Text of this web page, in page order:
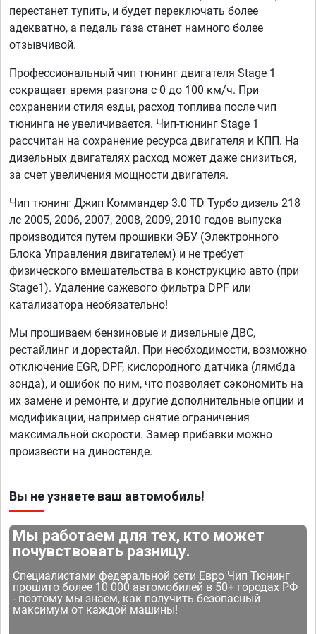
перестанет тупить, и будет переключать более
адекватно, а педаль газа станет намного более
отзывчивой.
Профессиональный чип тюнинг двигателя Stage 1
сокращает время разгона с 0 до 100 км/ч. При
сохранении стиля езды, расход топлива после чип
тюнинга не увеличивается. Чип-тюнинг Stage 1
рассчитан на сохранение ресурса двигателя и КПП. На
дизельных двигателях расход может даже снизиться,
за счет увеличения мощности двигателя.
Чип тюнинг Джип Коммандер 3.0 TD Турбо дизель 218
лс 2005, 2006, 2007, 2008, 2009, 2010 годов выпуска
производится путем прошивки ЭБУ (Электронного
Блока Управления двигателем) и не требует
физического вмешательства в конструкцию авто (при
Stage1). Удаление сажевого фильтра DPF или
катализатора необязательно!
Мы прошиваем бензиновые и дизельные ДВС,
рестайлинг и дорестайл. При необходимости, возможно
отключение EGR, DPF, кислородного датчика (лямбда
зонда), и ошибок по ним, что позволяет сэкономить на
их замене и ремонте, и другие дополнительные опции и
модификации, например снятие ограничения
максимальной скорости. Замер прибавки можно
произвести на диностенде.
Вы не узнаете ваш автомобиль!
Мы работаем для тех, кто может
почувствовать разницу.
Специалистами федеральной сети Евро Чип Тюнинг
прошито более 10 000 автомобилей в 50+ городах РФ
- поэтому мы знаем, как получить безопасный
максимум от каждой машины!